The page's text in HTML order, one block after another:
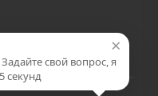
×
свой вопрос, я
секунд